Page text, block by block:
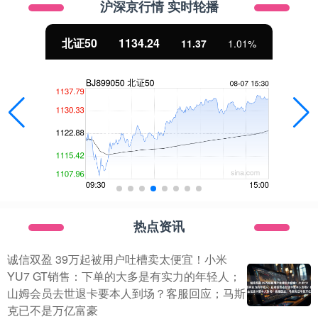
沪深京行情 实时轮播
北证50 1134.24 11.37 1.01%
热点资讯
诚信双盈 39万起被用户吐槽卖太便宜！小米
YU7 GT销售：下单的大多是有实力的年轻人；
山姆会员去世退卡要本人到场？客服回应；马斯
克已不是万亿富豪